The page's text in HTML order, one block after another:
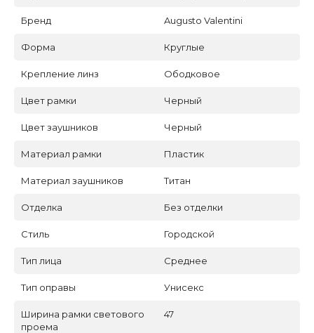
Бренд Augusto Valentini
Форма Круглые
Крепление линз Ободковое
Цвет рамки Черный
Цвет заушников Черный
Материал рамки Пластик
Материал заушников Титан
Отделка Без отделки
Стиль Городской
Тип лица Среднее
Тип оправы Унисекс
Ширина рамки светового
проема
47